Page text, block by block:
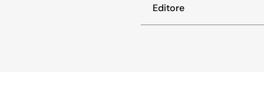
Editore